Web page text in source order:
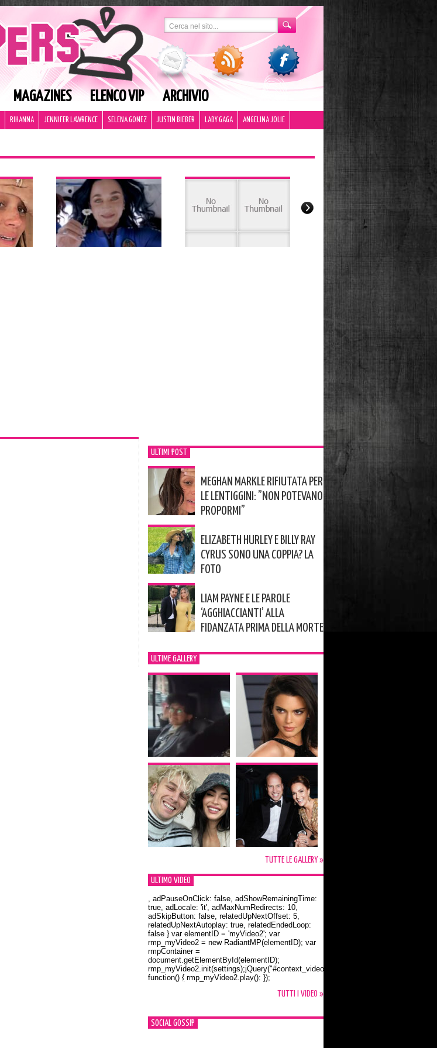
MAGAZINES ELENCO VIP ARCHIVIO
RIHANNA JENNIFER LAWRENCE SELENA GOMEZ JUSTIN BIEBER LADY GAGA ANGELINA JOLIE
ULTIMI POST
MEGHAN MARKLE RIFIUTATA PER
LE LENTIGGINI: ”NON POTEVANO
PROPORMI”
ELIZABETH HURLEY E BILLY RAY
CYRUS SONO UNA COPPIA? LA
FOTO
LIAM PAYNE E LE PAROLE
‘AGGHIACCIANTI’ ALLA
FIDANZATA PRIMA DELLA MORTE
ULTIME GALLERY
TUTTE LE GALLERY »
ULTIMO VIDEO
Orlando Bloom e la t-shirt dedicata a Flynn
, adPauseOnClick: false, adShowRemainingTime:
true, adLocale: 'it', adMaxNumRedirects: 10,
adSkipButton: false, relatedUpNextOffset: 5,
relatedUpNextAutoplay: true, relatedEndedLoop:
false } var elementID = 'myVideo2'; var
rmp_myVideo2 = new RadiantMP(elementID); var
rmpContainer =
document.getElementById(elementID);
rmp_myVideo2.init(settings);jQuery("#context_video2").one("mouseover",
function() { rmp_myVideo2.play(); });
TUTTI I VIDEO »
SOCIAL GOSSIP